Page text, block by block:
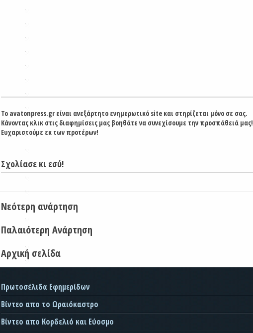
Το avatonpress.gr είναι ανεξάρτητο ενημερωτικό site και στηρίζεται μόνο σε σας.
Κάνοντας κλικ στις διαφημίσεις μας βοηθάτε να συνεχίσουμε την προσπάθειά μας!
Ευχαριστούμε εκ των προτέρων!
Σχολίασε κι εσύ!
Νεότερη ανάρτηση
Παλαιότερη Ανάρτηση
Αρχική σελίδα
Πρωτοσέλιδα Εφημερίδων
Βίντεο απο το Ωραιόκαστρο
Βίντεο απο Κορδελιό και Εύοσμο